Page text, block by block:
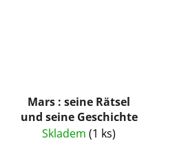
Mars : seine Rätsel
und seine Geschichte
Skladem (1 ks)